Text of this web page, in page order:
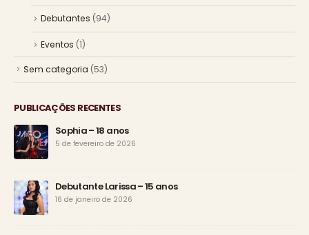
Debutantes (94)
Eventos (1)
Sem categoria (53)
PUBLICAÇÕES RECENTES
Sophia – 18 anos
5 de fevereiro de 2026
Debutante Larissa – 15 anos
16 de janeiro de 2026